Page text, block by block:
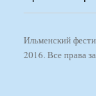
Ильменский
2016. Все права